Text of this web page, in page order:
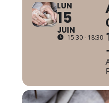
LUN
15
JUIN
15:30 - 18:30